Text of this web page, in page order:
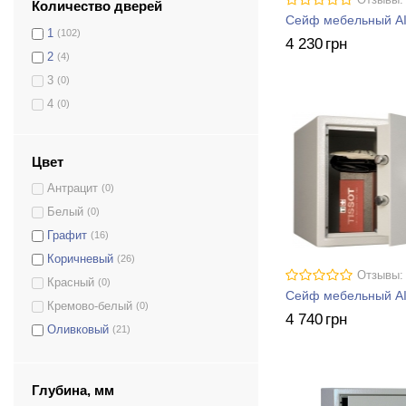
БС-63К.Т1.П1.9005
БЛ-65Е.Т1.П1.7035
ЕС-26Е.9005
БС-22Е.7035
БЛ-65К.Т1.П1.7035
ЕС-30К.9005
БС-46К.П1.9005
БС-52К.П1.7035
БС-38К.П1.9005
БС-30Е.П1.1013
БС-24Е.9005
ЕС-20К.9005
БС-25М.К.9005
БС-23К.9005
Количество дверей
1 (102)
2 (4)
3 (0)
4 (0)
Цвет
Антрацит (0)
Белый (0)
Графит (16)
Коричневый (26)
Красный (0)
Кремово-белый (0)
Оливковый (21)
Серый антрацит
Глубина, мм
Сейф мебельный
4 230 грн
Отзывы:
Сейф мебельный
4 740 грн